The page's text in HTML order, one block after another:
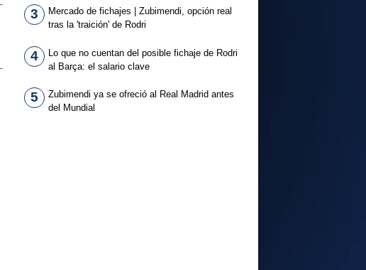
3
Mercado de fichajes | Zubimendi, opción real
tras la 'traición' de Rodri
4
Lo que no cuentan del posible fichaje de Rodri
al Barça: el salario clave
5
Zubimendi ya se ofreció al Real Madrid antes
del Mundial